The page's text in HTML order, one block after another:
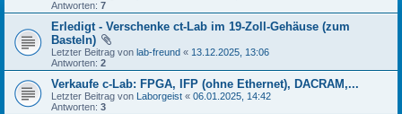
Antworten: 7
Erledigt - Verschenke ct-Lab im 19-Zoll-Gehäuse (zum
Basteln)
Letzter Beitrag von lab-freund « 13.12.2025, 13:06
Antworten: 2
Verkaufe c-Lab: FPGA, IFP (ohne Ethernet), DACRAM,...
Letzter Beitrag von Laborgeist « 06.01.2025, 14:42
Antworten: 3